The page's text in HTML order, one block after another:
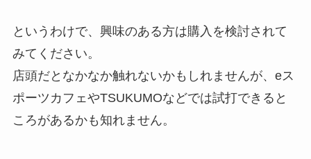
というわけで、興味のある方は購入を検討されて
みてください。
店頭だとなかなか触れないかもしれませんが、eス
ポーツカフェやTSUKUMOなどでは試打できると
ころがあるかも知れません。